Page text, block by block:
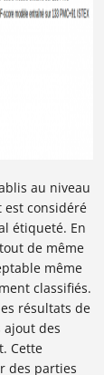
au niveau
est considéré
étiqueté. En
de même
même
classifiés.
résultats de
ajout des
Cette
des parties